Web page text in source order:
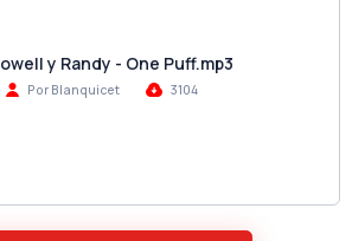
y Randy - One Puff.mp3
Por Blanquicet
3104